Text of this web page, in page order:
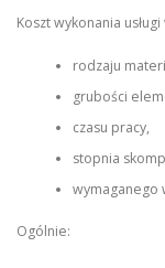
Koszt wykonania
rodzaju
grubości
czasu pracy,
stopnia
wymaganego
Ogólnie: